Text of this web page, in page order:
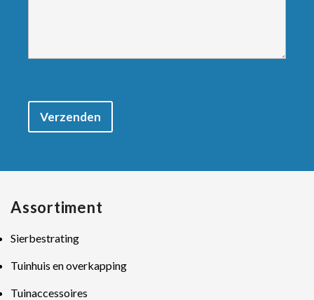
Verzenden
Assortiment
Sierbestrating
Tuinhuis en overkapping
Tuinaccessoires